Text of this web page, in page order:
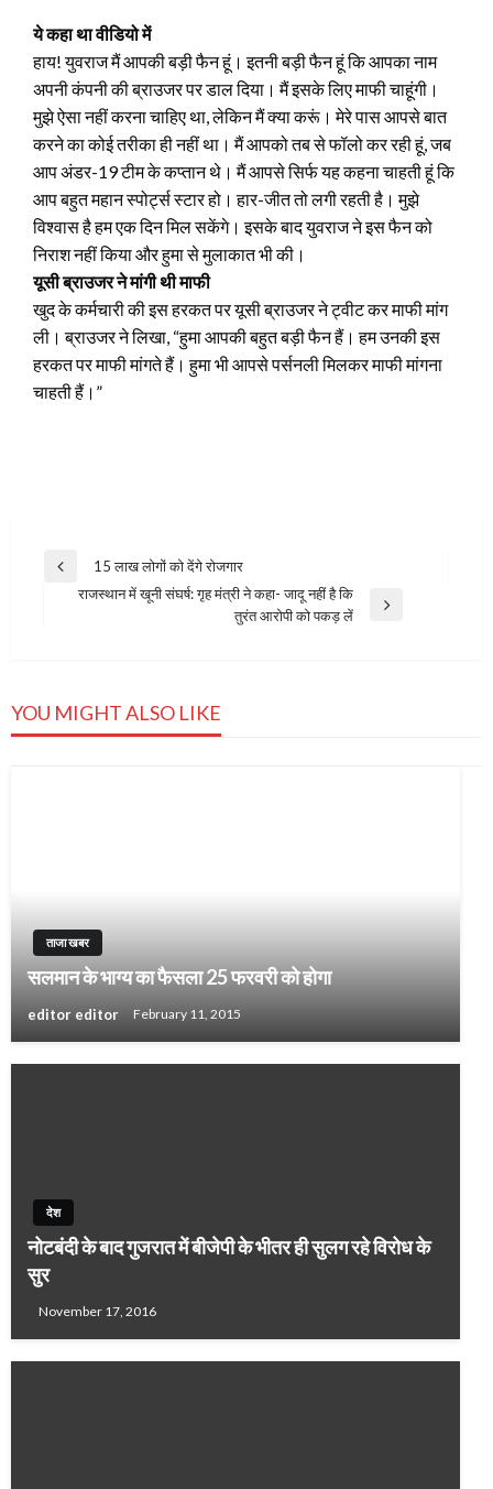
ये कहा था वीडियो में
हाय! युवराज मैं आपकी बड़ी फैन हूं। इतनी बड़ी फैन हूं कि आपका नाम
अपनी कंपनी की ब्राउजर पर डाल दिया। मैं इसके लिए माफी चाहूंगी।
मुझे ऐसा नहीं करना चाहिए था, लेकिन मैं क्या करूं। मेरे पास आपसे बात
करने का कोई तरीका ही नहीं था। मैं आपको तब से फॉलो कर रही हूं, जब
आप अंडर-19 टीम के कप्तान थे। मैं आपसे सिर्फ यह कहना चाहती हूं कि
आप बहुत महान स्पोर्ट्स स्टार हो। हार-जीत तो लगी रहती है। मुझे
विश्वास है हम एक दिन मिल सकेंगे। इसके बाद युवराज ने इस फैन को
निराश नहीं किया और हुमा से मुलाकात भी की।
यूसी ब्राउजर ने मांगी थी माफी
खुद के कर्मचारी की इस हरकत पर यूसी ब्राउजर ने ट्वीट कर माफी मांग
ली। ब्राउजर ने लिखा, “हुमा आपकी बहुत बड़ी फैन हैं। हम उनकी इस
हरकत पर माफी मांगते हैं। हुमा भी आपसे पर्सनली मिलकर माफी मांगना
चाहती हैं।”
Post
navigation
Previous
15 लाख लोगों को देंगे रोजगार
राजस्थान में खूनी संघर्ष: गृह मंत्री ने कहा- जादू नहीं है कि
तुरंत आरोपी को पकड़ लें
YOU MIGHT ALSO LIKE
ताजा खबर
सलमान के भाग्य का फैसला 25 फरवरी को होगा
editor editor February 11, 2015
देश
नोटबंदी के बाद गुजरात में बीजेपी के भीतर ही सुलग रहे विरोध के
सुर
November 17, 2016